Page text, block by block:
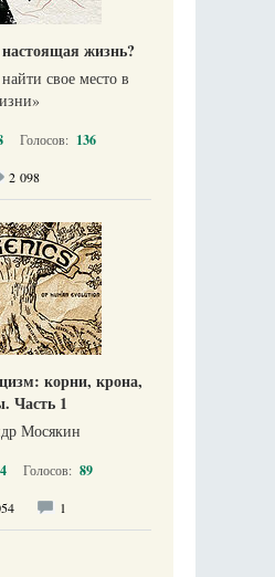
настоящая жизнь?
свое место в
Голосов: 136
2 098
корни, крона,
Часть 1
Мосякин
Голосов: 89
1